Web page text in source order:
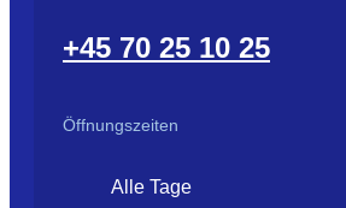
+45 70 25 10 25
Öffnungszeiten
Alle Tage